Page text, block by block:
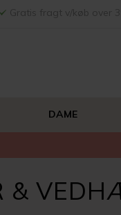
DAME
&